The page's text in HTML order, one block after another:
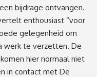
bijdrage ontvangen.
enthousiast “voor
gelegenheid om
werk te verzetten. De
hier normaal niet
in contact met De